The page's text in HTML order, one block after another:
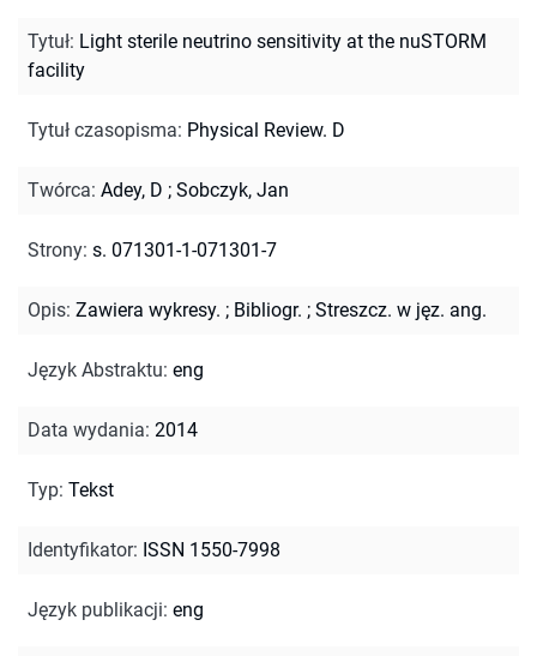
Tytuł: Light sterile neutrino sensitivity at the nuSTORM
facility
Tytuł czasopisma: Physical Review. D
Twórca: Adey, D ; Sobczyk, Jan
Strony: s. 071301-1-071301-7
Opis: Zawiera wykresy. ; Bibliogr. ; Streszcz. w jęz. ang.
Język Abstraktu: eng
Data wydania: 2014
Typ: Tekst
Identyfikator: ISSN 1550-7998
Język publikacji: eng